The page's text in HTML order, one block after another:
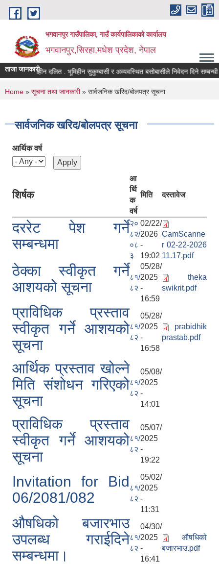
Skip to main content
भगवानपुर गाउँपालिका, गाउँ कार्यपालिकाको कार्यालय
भगवानपुर,सिरहा,मधेश प्रदेश, नेपाल
ताजा जानकारी
भूमिहीन दलित . भूमिहीन सुकुम्बासी र अव्यवस्थित बसोबासीले निवेदन दिने सम्बन्धी
You are here
Home » सूचना तथा जानकारी» सार्वजनिक खरिद/बोलपत्र सूचना
सार्वजनिक खरिद/बोलपत्र सूचना
आर्थिक वर्ष
शिर्षक
आ
र्थि
क
वर्ष
मिति दस्तावेज
दररेट पेश गर्ने
सम्बन्धमा
२०
८२/
०८
३
02/22/
2026
-
19:02
CamScanne
r 02-22-2026
11.17.pdf
ठेक्का स्वीकृत गर्ने
आशयको सूचना
८१/
८२
05/28/
2025
-
16:59
theka
swikrit.pdf
प्राविधिक प्रस्ताव
स्वीकृत गर्ने आशयको
सूचना
८१/
८२
05/28/
2025
-
16:58
prabidhik
prastab.pdf
आर्थिक प्रस्ताव खोल्ने
मिति संशोधन गरिएको
सूचना
८१/
८२
05/08/
2025
-
14:01
प्राविधिक प्रस्ताव
स्वीकृत गर्ने आशयको
सूचना
८१/
८२
05/07/
2025
-
19:22
Invitation for Bid
06/2081/082
८१/
८२
05/02/
2025
-
11:31
औषधिको बजारभाउ
उपलब्ध गराईदिने
सम्बन्धमा।
८१/
८२
04/30/
2025
-
16:41
औषधिको
बजारभाउ.pdf